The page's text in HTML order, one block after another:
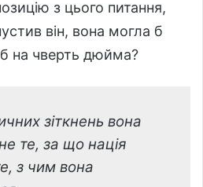
з цього питання,
він, вона могла б
на чверть дюйма?
зіткнень вона
те, за що нація
з чим вона